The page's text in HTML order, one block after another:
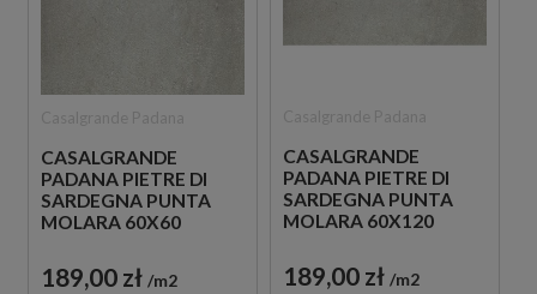
CASALGRANDE
PADANA PIETRE DI
SARDEGNA PUNTA
MOLARA 60X60
189,00 zł m2
CASALGRANDE
PADANA PIETRE DI
SARDEGNA PUNTA
MOLARA 60X120
189,00 zł m2